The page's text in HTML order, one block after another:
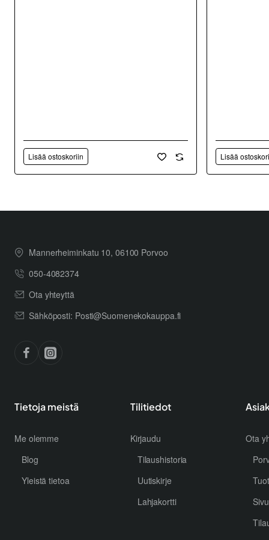
Lisää ostoskoriin Lisää
Mannerheiminkatu 10, 06100 Porvoo
050-4082374
Ota yhteyttä
Sähköposti: Posti@Suomenekokauppa.fi
Tietoja meistä
Me olemme
Blog
Yleistä tietoa
Tilitiedot
Kirjaudu
Tilaushistoria
Uutiskirje
Lahjakortti
Ota